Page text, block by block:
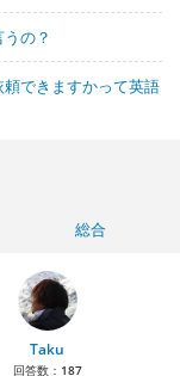
の？
できますかって英語
総合
Taku
回答数： 187